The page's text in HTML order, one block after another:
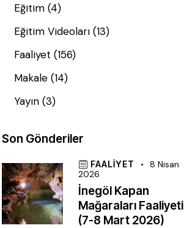
Eğitim (4)
Eğitim Videoları (13)
Faaliyet (156)
Makale (14)
Yayın (3)
Son Gönderiler
FAALIYET
8 Nisan
2026
İnegöl Kapan
Mağaraları Faaliyeti
(7-8 Mart 2026)